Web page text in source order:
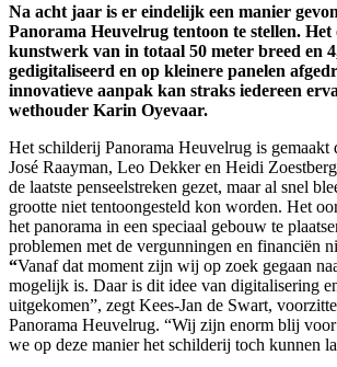
Na acht jaar is er eindelijk een manier
Panorama Heuvelrug tentoon te stellen. Het
kunstwerk van in totaal 50 meter breed en
gedigitaliseerd en op kleinere panelen
innovatieve aanpak kan straks iedereen
wethouder Karin Oyevaar.
Het schilderij Panorama Heuvelrug is gemaakt
José Raayman, Leo Dekker en Heidi
de laatste penseelstreken gezet, maar al snel
grootte niet tentoongesteld kon worden. Het
het panorama in een speciaal gebouw te
problemen met de vergunningen en financiën
“Vanaf dat moment zijn wij op zoek gegaan
mogelijk is. Daar is dit idee van digitalisering
uitgekomen”, zegt Kees-Jan de Swart,
Panorama Heuvelrug. “Wij zijn enorm blij voor
we op deze manier het schilderij toch kunnen